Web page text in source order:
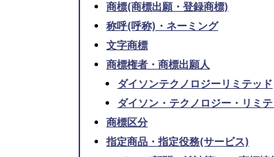
商標(商標出願・登録商標)
称呼(呼称)・ネーミング
文字商標
商標権者・商標出願人
ダイソンテクノロジーリミテッド
ダイソン・テクノロジー・リミ
商標区分
指定商品・指定役務(サービス)